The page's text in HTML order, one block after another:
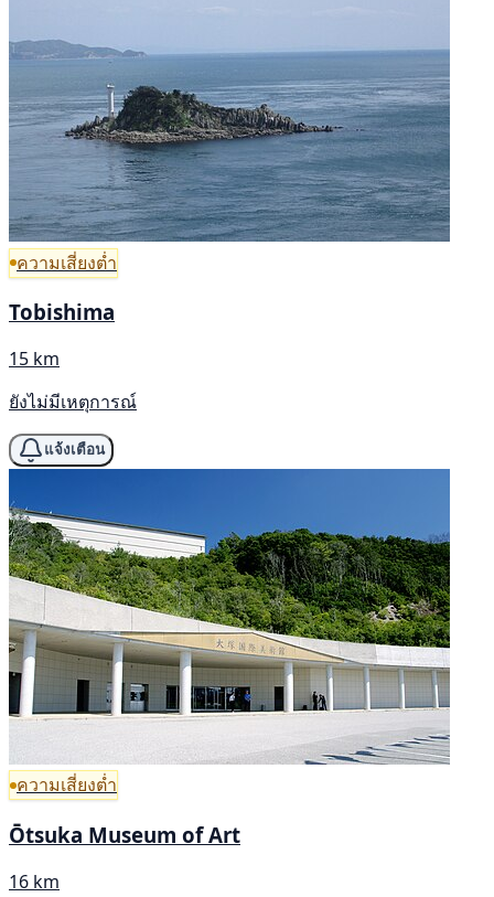
ความเสี่ยงต่ำ
Tobishima
15 km
ยังไม่มีเหตุการณ์
แจ้งเตือน
ความเสี่ยงต่ำ
Ōtsuka Museum of Art
16 km